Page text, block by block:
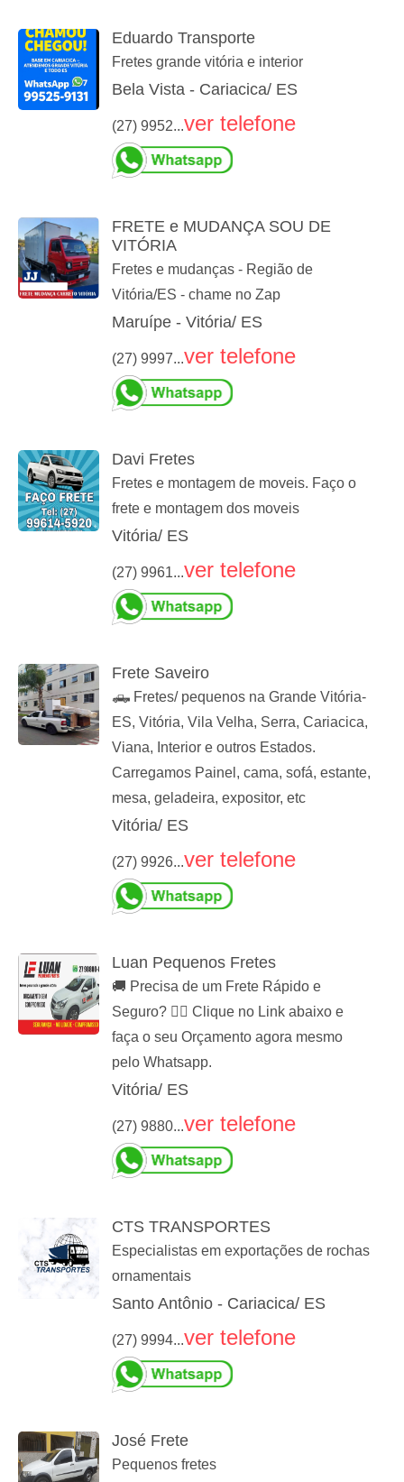
Eduardo Transporte
Fretes grande vitória e interior
Bela Vista - Cariacica/ ES
(27) 9952...ver telefone
FRETE e MUDANÇA SOU DE
VITÓRIA
Fretes e mudanças - Região de
Vitória/ES - chame no Zap
Maruípe - Vitória/ ES
(27) 9997...ver telefone
Davi Fretes
Fretes e montagem de moveis. Faço o
frete e montagem dos moveis
Vitória/ ES
(27) 9961...ver telefone
Frete Saveiro
🛻 Fretes/ pequenos na Grande Vitória-
ES, Vitória, Vila Velha, Serra, Cariacica,
Viana, Interior e outros Estados.
Carregamos Painel, cama, sofá, estante,
mesa, geladeira, expositor, etc
Vitória/ ES
(27) 9926...ver telefone
Luan Pequenos Fretes
🚚 Precisa de um Frete Rápido e
Seguro? 👉🏻 Clique no Link abaixo e
faça o seu Orçamento agora mesmo
pelo Whatsapp.
Vitória/ ES
(27) 9880...ver telefone
CTS TRANSPORTES
Especialistas em exportações de rochas
ornamentais
Santo Antônio - Cariacica/ ES
(27) 9994...ver telefone
José Frete
Pequenos fretes